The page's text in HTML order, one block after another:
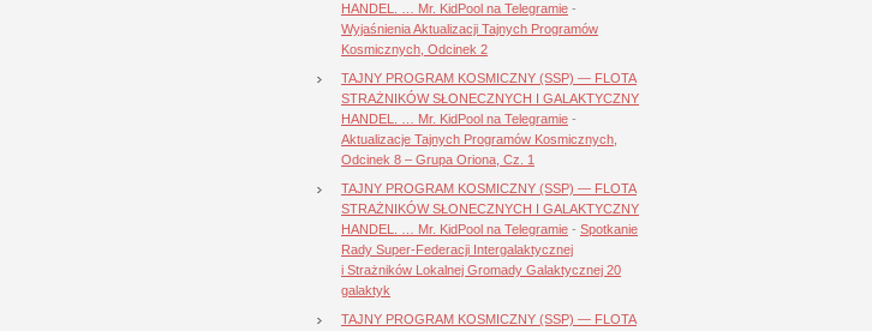
HANDEL. … Mr. KidPool na Telegramie -
Wyjaśnienia Aktualizacji Tajnych Programów
Kosmicznych, Odcinek 2
TAJNY PROGRAM KOSMICZNY (SSP) — FLOTA
STRAŻNIKÓW SŁONECZNYCH I GALAKTYCZNY
HANDEL. … Mr. KidPool na Telegramie -
Aktualizacje Tajnych Programów Kosmicznych,
Odcinek 8 – Grupa Oriona, Cz. 1
TAJNY PROGRAM KOSMICZNY (SSP) — FLOTA
STRAŻNIKÓW SŁONECZNYCH I GALAKTYCZNY
HANDEL. … Mr. KidPool na Telegramie - Spotkanie
Rady Super-Federacji Intergalaktycznej
i Strażników Lokalnej Gromady Galaktycznej 20
galaktyk
TAJNY PROGRAM KOSMICZNY (SSP) — FLOTA